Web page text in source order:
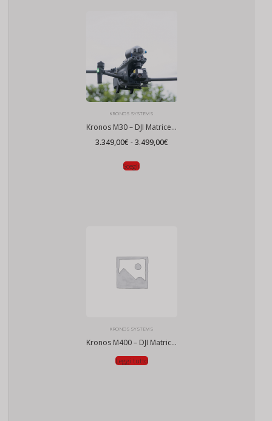
KRONOS SYSTEMS
Kronos M30 – DJI Matrice 30
3.349,00€ - 3.499,00€Fascia
Scegli
KRONOS SYSTEMS
Kronos M400 – DJI Matrice 400
Leggi tutto